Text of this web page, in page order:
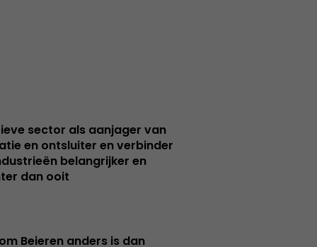
sector als aanjager van
en ontsluiter en verbinder
belangrijker en
dan ooit
Beieren anders is dan